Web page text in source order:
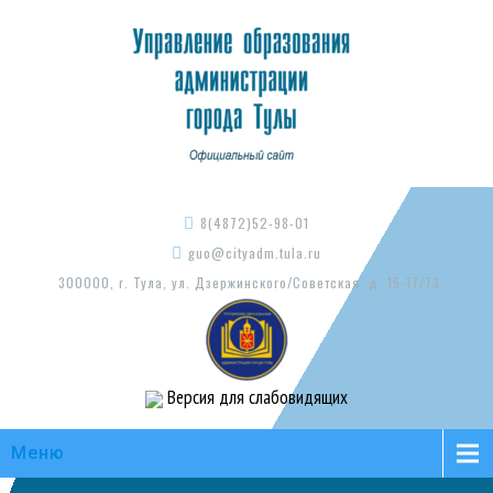
8(4872)52-98-01
guo@cityadm.tula.ru
300000, г. Тула, ул. Дзержинского/Советская, д. 15-17/73
Версия для слабовидящих
Меню